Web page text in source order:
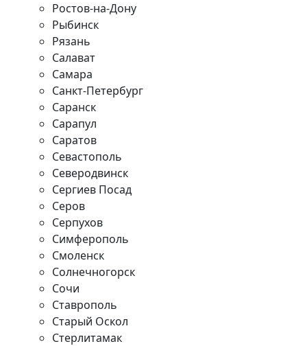
Ростов-на-Дону
Рыбинск
Рязань
Салават
Самара
Санкт-Петербург
Саранск
Сарапул
Саратов
Севастополь
Северодвинск
Сергиев Посад
Серов
Серпухов
Симферополь
Смоленск
Солнечногорск
Сочи
Ставрополь
Старый Оскол
Стерлитамак